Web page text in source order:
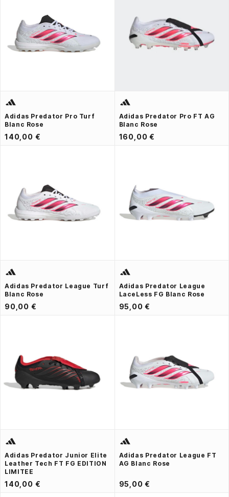
Adidas Predator Pro Turf
Blanc Rose
140,00 €
Adidas Predator Pro FT AG
Blanc Rose
160,00 €
Adidas Predator League Turf
Blanc Rose
90,00 €
Adidas Predator League
LaceLess FG Blanc Rose
95,00 €
Adidas Predator Junior Elite
Leather Tech FT FG EDITION
LIMITEE
140,00 €
Adidas Predator League FT
AG Blanc Rose
95,00 €